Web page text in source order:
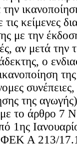
κείμενες
με την
αν μετά την
ο
της
με τo άρθρο
ΦΕΚ Α 213/